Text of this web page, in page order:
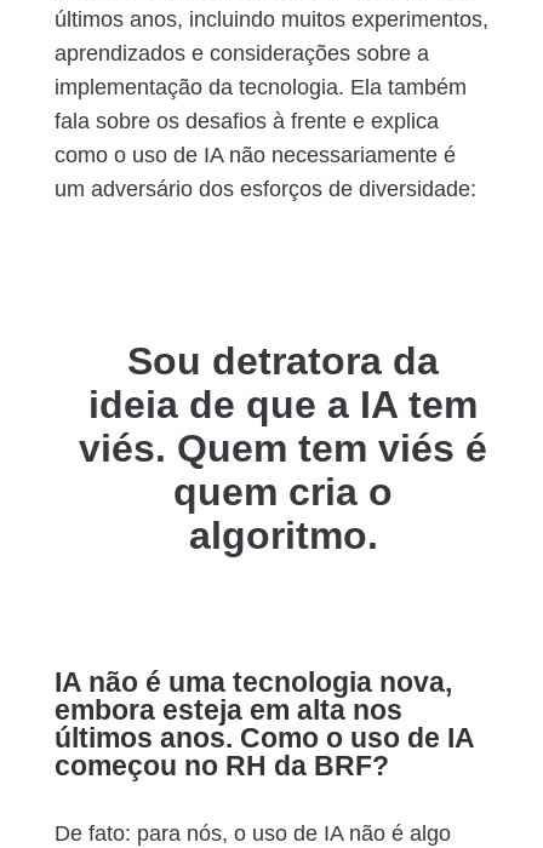
últimos anos, incluindo muitos experimentos,
aprendizados e considerações sobre a
implementação da tecnologia. Ela também
fala sobre os desafios à frente e explica
como o uso de IA não necessariamente é
um adversário dos esforços de diversidade:
Sou detratora da
ideia de que a IA tem
viés. Quem tem viés é
quem cria o
algoritmo.
IA não é uma tecnologia nova,
embora esteja em alta nos
últimos anos. Como o uso de IA
começou no RH da BRF?
De fato: para nós, o uso de IA não é algo